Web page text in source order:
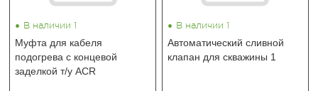
• В наличии 1
Муфта для кабеля
подогрева с концевой
заделкой т/у ACR
• В наличии 1
Автоматический сливной
клапан для скважины 1